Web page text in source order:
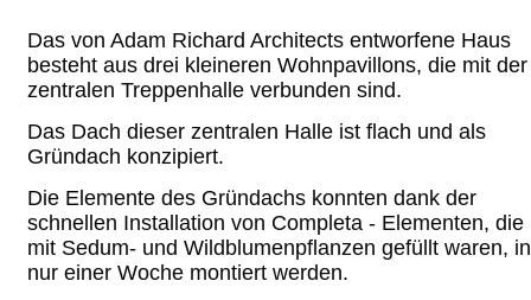
Das von Adam Richard Architects entworfene Haus
besteht aus drei kleineren Wohnpavillons, die mit der
zentralen Treppenhalle verbunden sind.
Das Dach dieser zentralen Halle ist flach und als
Gründach konzipiert.
Die Elemente des Gründachs konnten dank der
schnellen Installation von Completa - Elementen, die
mit Sedum- und Wildblumenpflanzen gefüllt waren, in
nur einer Woche montiert werden.